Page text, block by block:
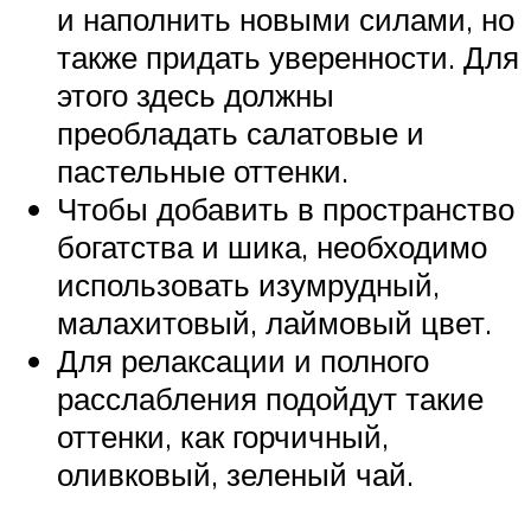
и наполнить новыми силами, но
также придать уверенности. Для
этого здесь должны
преобладать салатовые и
пастельные оттенки.
Чтобы добавить в пространство
богатства и шика, необходимо
использовать изумрудный,
малахитовый, лаймовый цвет.
Для релаксации и полного
расслабления подойдут такие
оттенки, как горчичный,
оливковый, зеленый чай.